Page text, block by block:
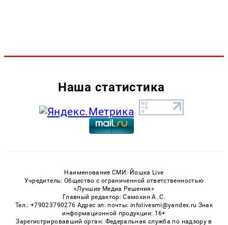
Наша статистика
Наименование СМИ: Йошка Live
Учредитель: Общество с ограниченной ответственностью
«Лучшие Медиа Решения»
Главный редактор: Самохин А. С.
Тел.: +79023790276 Адрес эл. почты: infolivesmi@yandex.ru Знак
информационной продукции: 16+
Зарегистрировавший орган: Федеральная служба по надзору в